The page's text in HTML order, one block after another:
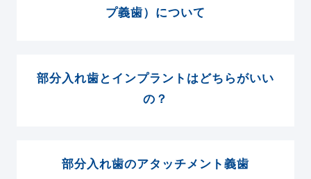
プ義歯）について
部分入れ歯とインプラントはどちらがいい
の？
部分入れ歯のアタッチメント義歯